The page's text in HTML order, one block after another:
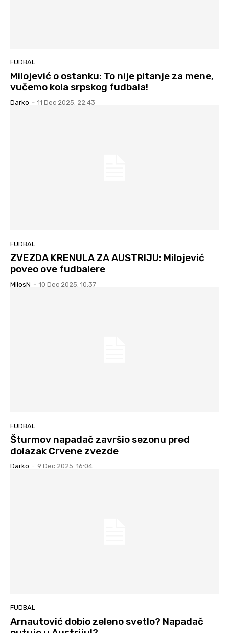
FUDBAL
Milojević o ostanku: To nije pitanje za mene,
vučemo kola srpskog fudbala!
Darko - 11 Dec 2025. 22:43
FUDBAL
ZVEZDA KRENULA ZA AUSTRIJU: Milojević
poveo ove fudbalere
MilosN - 10 Dec 2025. 10:37
FUDBAL
Šturmov napadač završio sezonu pred
dolazak Crvene zvezde
Darko - 9 Dec 2025. 16:04
FUDBAL
Arnautović dobio zeleno svetlo? Napadač